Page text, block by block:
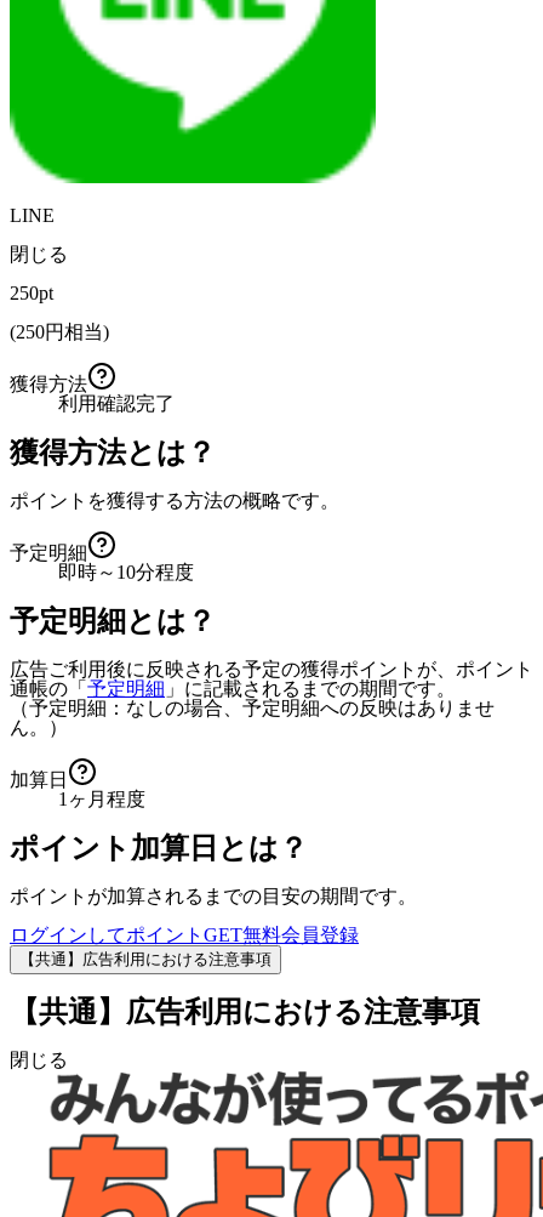
LINE
閉じる
250pt
(250円相当)
獲得方法
利用確認完了
獲得方法とは？
ポイントを獲得する方法の概略です。
予定明細
即時～10分程度
予定明細とは？
広告ご利用後に反映される予定の獲得ポイントが、ポイント
通帳の「 予定明細 」に記載されるまでの期間です。
（予定明細：なしの場合、予定明細への反映はありませ
ん。）
加算日
1ヶ月程度
ポイント加算日とは？
ポイントが加算されるまでの目安の期間です。
ログインしてポイントGET無料会員登録
【共通】広告利用における注意事項
【共通】広告利用における注意事項
閉じる